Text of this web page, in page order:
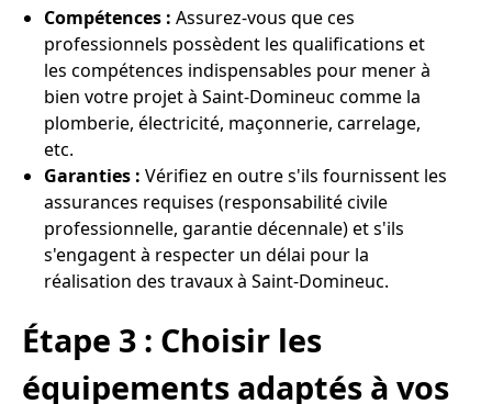
Compétences : Assurez-vous que ces
professionnels possèdent les qualifications et
les compétences indispensables pour mener à
bien votre projet à Saint-Domineuc comme la
plomberie, électricité, maçonnerie, carrelage,
etc.
Garanties : Vérifiez en outre s'ils fournissent les
assurances requises (responsabilité civile
professionnelle, garantie décennale) et s'ils
s'engagent à respecter un délai pour la
réalisation des travaux à Saint-Domineuc.
Étape 3 : Choisir les
équipements adaptés à vos